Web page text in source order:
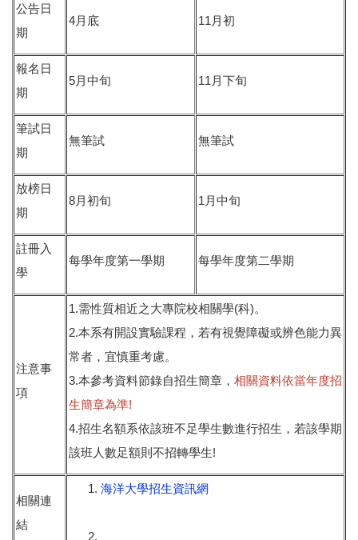
公告日
期
4月底 11 月初
報名日
期
5月中旬 11 月下旬
筆試日
期
無筆試 無筆試
放榜日
期
8月初旬 1 月中旬
註冊入
學
每學年度第一學期 每學年度第二學期
注意事
項
1.需性質相近之大專院校相關學(科)。
2.本系有開設實驗課程，若有視覺障礙或辨色能力異
常者，宜慎重考慮。
3.本參考資料節錄自招生簡章， 相關資料依當年度招
生簡章為準!
4.招生名額系依該班不足學生數進行招生，若該學期
該班人數足額則不招轉學生!
相關連
結
海洋大學招生資訊網